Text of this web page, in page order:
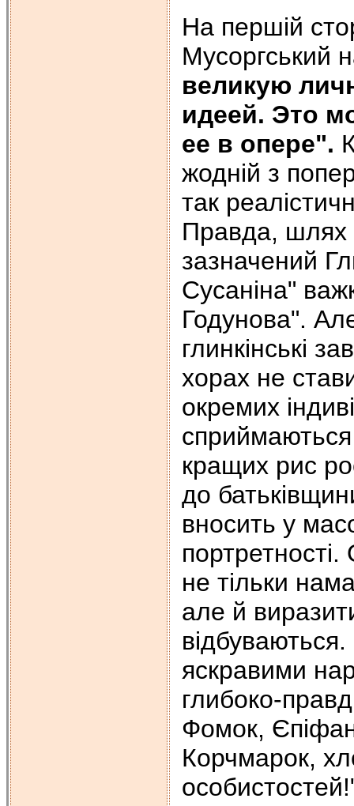
На першій
Мусоргський
великую
идеей. Это
ее в опере".
жодній з
так
Правда, шлях
зазначений
Сусаніна"
Годунова".
глинкінські
хорах не
окремих
кращих рис
до
вносить у
не тільки
але й
відбуваються.
яскравими
глибоко-
Фомок,
Корчмарок,